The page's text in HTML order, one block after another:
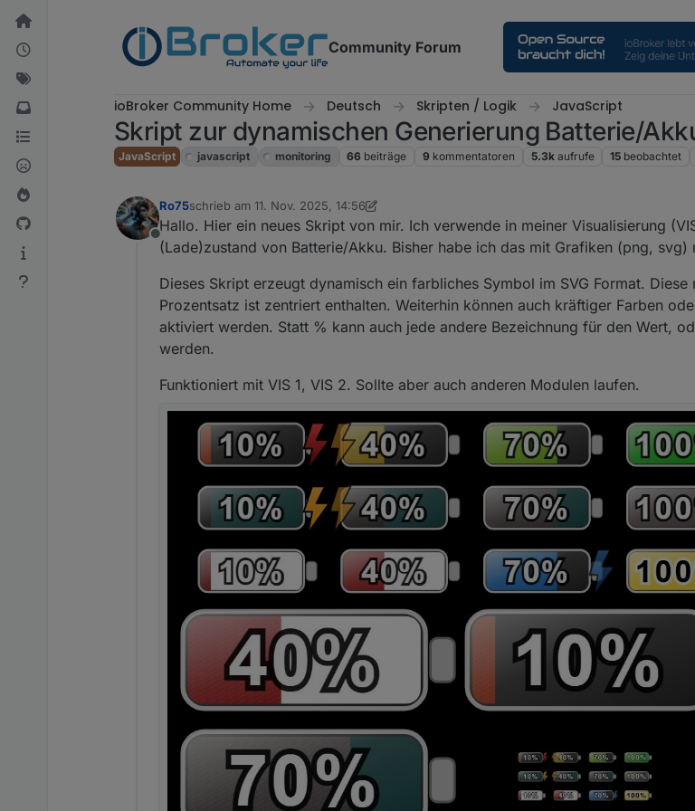
Weiter zum Inhalt
Community Forum
ioBroker Community Home Deutsch Skripten / Logik JavaScript
Skript zur dynamischen Generierung Batterie/
JavaScript javascript monitoring 66 beiträge 9 kommentatoren 5.3k aufrufe 15 beobachtet
Offline
Ro75schrieb am 11. Nov. 2025, 14:56
zuletzt editiert von Ro75
Hallo. Hier ein neues Skript von mir. Ich verwende in meiner Visualisierung
(Lade)zustand von Batterie/Akku. Bisher habe ich das mit Grafiken (png, svg)
Dieses Skript erzeugt dynamisch ein farbliches Symbol im SVG Format.
Prozentsatz ist zentriert enthalten. Weiterhin können auch kräftiger Farben
aktiviert werden. Statt % kann auch jede andere Bezeichnung für den Wert,
werden.
Funktioniert mit VIS 1, VIS 2. Sollte aber auch anderen Modulen laufen.